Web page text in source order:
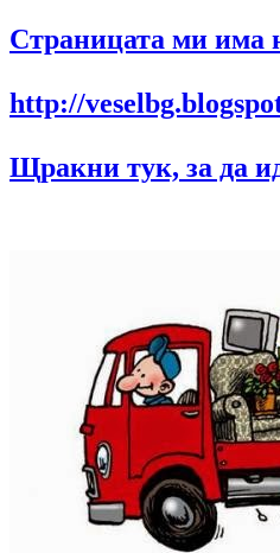
Страницата ми има
http://
Щракни тук, за да